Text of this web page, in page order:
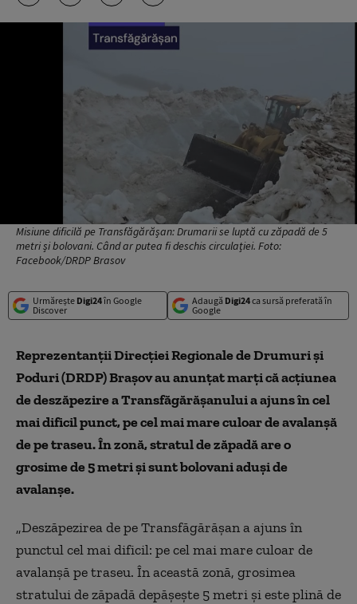
Misiune dificilă pe Transfăgărășan: Drumarii se luptă cu zăpadă de 5
metri și bolovani. Când ar putea fi deschis circulației. Foto:
Facebook/DRDP Brasov
Urmărește Digi24în Google
Discover
Adaugă Digi24ca sursă preferată în
Google
Reprezentanţii Direcţiei Regionale de Drumuri şi
Poduri (DRDP) Braşov au anunţat marți că acţiunea
de deszăpezire a Transfăgărăşanului a ajuns în cel
mai dificil punct, pe cel mai mare culoar de avalanşă
de pe traseu. În zonă, stratul de zăpadă are o
grosime de 5 metri şi sunt bolovani aduşi de
avalanşe.
„Deszăpezirea de pe Transfăgărăşan a ajuns în
punctul cel mai dificil: pe cel mai mare culoar de
avalanşă pe traseu. În această zonă, grosimea
stratului de zăpadă depăşeşte 5 metri şi este plină de